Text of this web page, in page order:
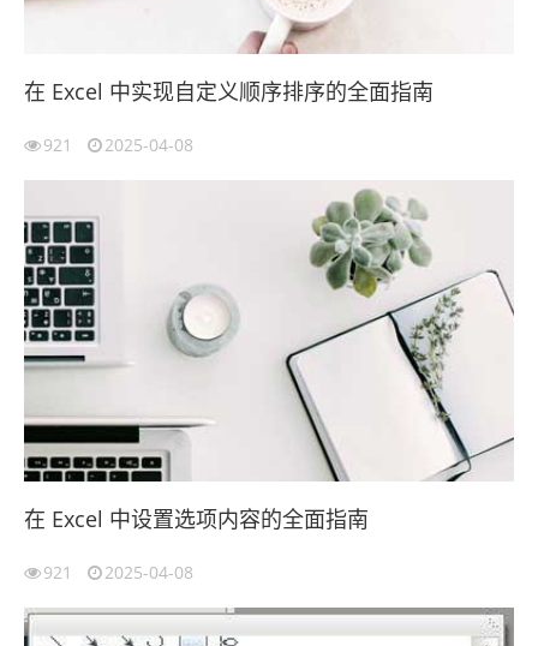
在 Excel 中实现自定义顺序排序的全面指南
921 2025-04-08
在 Excel 中设置选项内容的全面指南
921 2025-04-08